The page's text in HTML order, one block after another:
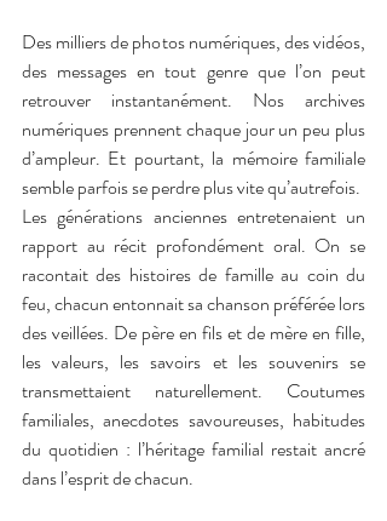
Des milliers de photos numériques, des vidéos,
des messages en tout genre que l’on peut
retrouver instantanément. Nos archives
numériques prennent chaque jour un peu plus
d’ampleur. Et pourtant, la mémoire familiale
semble parfois se perdre plus vite qu’autrefois.
Les générations anciennes entretenaient un
rapport au récit profondément oral. On se
racontait des histoires de famille au coin du
feu, chacun entonnait sa chanson préférée lors
des veillées. De père en fils et de mère en fille,
les valeurs, les savoirs et les souvenirs se
transmettaient naturellement. Coutumes
familiales, anecdotes savoureuses, habitudes
du quotidien : l’héritage familial restait ancré
dans l’esprit de chacun.